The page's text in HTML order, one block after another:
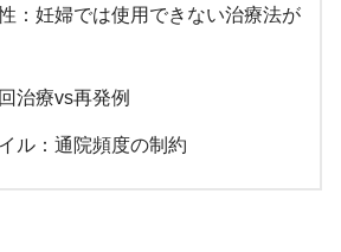
：妊婦では使用できない治療法が
治療vs再発例
ル：通院頻度の制約